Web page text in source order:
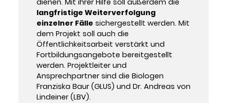
dienen. Mit ihrer Hilfe soll außerdem die
langfristige Weiterverfolgung
einzelner Fälle sichergestellt werden. Mit
dem Projekt soll auch die
Öffentlichkeitsarbeit verstärkt und
Fortbildungsangebote bereitgestellt
werden. Projektleiter und
Ansprechpartner sind die Biologen
Franziska Baur (GLUS) und Dr. Andreas von
Lindeiner (LBV).